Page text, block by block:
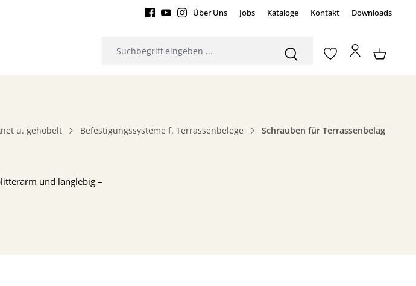
Über Uns Jobs Kataloge Kontakt Downloads
u. gehobelt Befestigungssysteme f. Terrassenbelege Schrauben für Terrassenbelag
und langlebig –